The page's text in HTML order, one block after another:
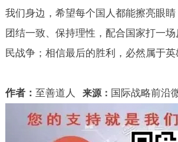
我们身边，希望每个国人都能擦亮眼睛
团结一致、保持理性，配合国家打一场
民战争；相信最后的胜利，必然属于英
作者： 至善道人 来源： 国际战略前沿